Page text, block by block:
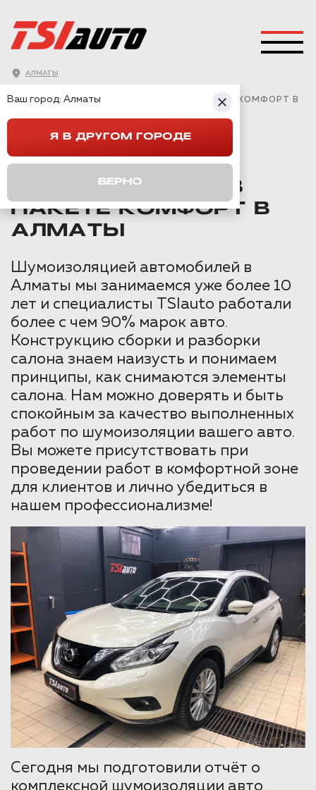
АЛМАТЫ
ШУМОИЗОЛЯЦИЯ NISSAN MURANO В ПАКЕТЕ КОМФОРТ В
ШУМОИЗОЛЯЦИЯ
NISSAN MURANO В
ПАКЕТЕ КОМФОРТ В
АЛМАТЫ
Шумоизоляцией автомобилей в
Алматы мы занимаемся уже более 10
лет и специалисты TSIauto работали
более с чем 90% марок авто.
Конструкцию сборки и разборки
салона знаем наизусть и понимаем
принципы, как снимаются элементы
салона. Нам можно доверять и быть
спокойным за качество выполненных
работ по шумоизоляции вашего авто.
Вы можете присутствовать при
проведении работ в комфортной зоне
для клиентов и лично убедиться в
нашем профессионализме!
Сегодня мы подготовили отчёт о
комплексной шумоизоляции авто
Ваш город: Алматы
Я В ДРУГОМ ГОРОДЕ
ВЕРНО